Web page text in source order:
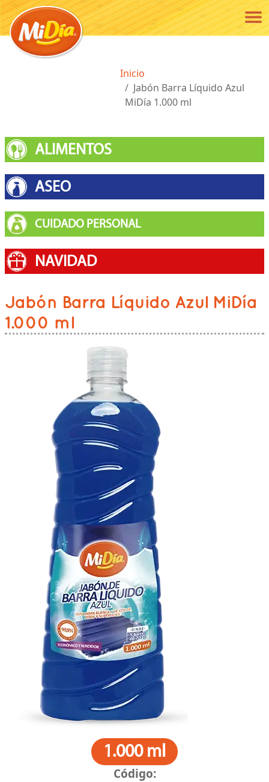
Pasar al contenido principal
Ruta de navegación
Inicio
Jabón Barra Líquido Azul
MiDía 1.000 ml
ALIMENTOS
ASEO
CUIDADO PERSONAL
NAVIDAD
Jabón Barra Líquido Azul MiDía
1.000 ml
1.000 ml
Código: